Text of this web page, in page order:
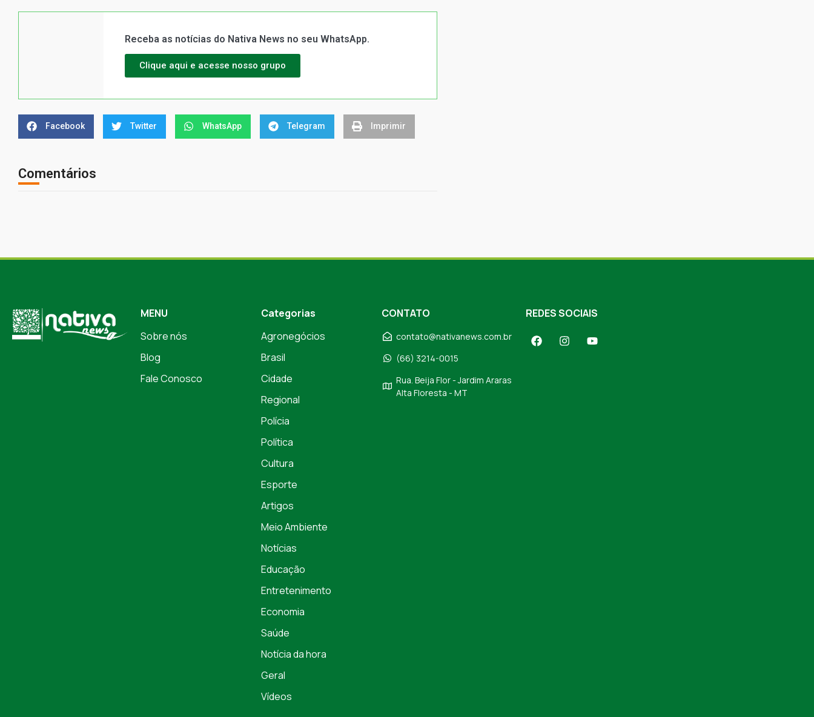
Receba as notícias do Nativa News no seu WhatsApp.
Clique aqui e acesse nosso grupo
Facebook Twitter WhatsApp Telegram Imprimir
Comentários
MENU
Sobre nós
Blog
Fale Conosco
Categorias
Agronegócios
Brasil
Cidade
Regional
Polícia
Política
Cultura
Esporte
Artigos
Meio Ambiente
Notícias
Educação
Entretenimento
Economia
Saúde
Notícia da hora
Geral
Vídeos
CONTATO
contato@nativanews.com.br
(66) 3214-0015
Rua. Beija Flor - Jardim Araras
Alta Floresta - MT
REDES SOCIAIS